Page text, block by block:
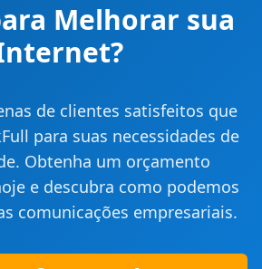
Melhorar sua
de clientes satisfeitos que
para suas necessidades de
Obtenha um orçamento
e descubra como podemos
comunicações empresariais.